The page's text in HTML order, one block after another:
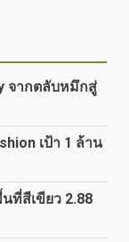
จากตลับหมึกสู่
เป้า 1 ล้าน
ที่สีเขียว 2.88